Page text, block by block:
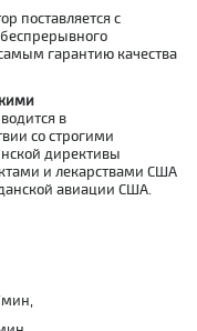
поставляется с
гарантию качества
в
со строгими
директивы
и лекарствами США
авиации США.